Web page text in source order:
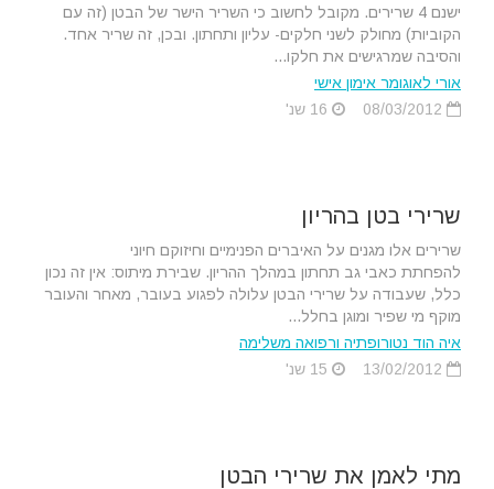
ישנם 4 שרירים. מקובל לחשוב כי השריר הישר של הבטן (זה עם
הקוביות) מחולק לשני חלקים- עליון ותחתון. ובכן, זה שריר אחד.
והסיבה שמרגישים את חלקו...
אורי לאוגומר אימון אישי
שרירי בטן בהריון
שרירים אלו מגנים על האיברים הפנימיים וחיזוקם חיוני
להפחתת כאבי גב תחתון במהלך ההריון. שבירת מיתוס: אין זה נכון
כלל, שעבודה על שרירי הבטן עלולה לפגוע בעובר, מאחר והעובר
מוקף מי שפיר ומוגן בחלל...
איה הוד נטורופתיה ורפואה משלימה
מתי לאמן את שרירי הבטן